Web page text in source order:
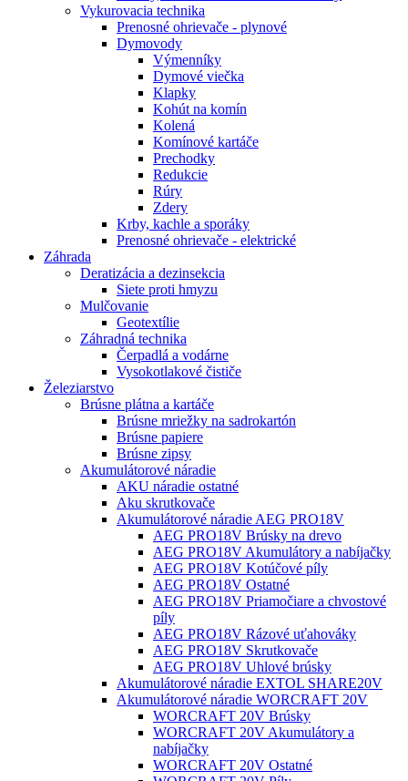
Vykurovacia technika
Prenosné ohrievače - plynové
Dymovody
Výmenníky
Dymové viečka
Klapky
Kohút na komín
Kolená
Komínové kartáče
Prechodky
Redukcie
Rúry
Zdery
Krby, kachle a sporáky
Prenosné ohrievače - elektrické
Záhrada
Deratizácia a dezinsekcia
Siete proti hmyzu
Mulčovanie
Geotextílie
Záhradná technika
Čerpadlá a vodárne
Vysokotlakové čističe
Železiarstvo
Brúsne plátna a kartáče
Brúsne mriežky na sadrokartón
Brúsne papiere
Brúsne zipsy
Akumulátorové náradie
AKU náradie ostatné
Aku skrutkovače
Akumulátorové náradie AEG PRO18V
AEG PRO18V Brúsky na drevo
AEG PRO18V Akumulátory a nabíjačky
AEG PRO18V Kotúčové píly
AEG PRO18V Ostatné
AEG PRO18V Priamočiare a chvostové
píly
AEG PRO18V Rázové uťahováky
AEG PRO18V Skrutkovače
AEG PRO18V Uhlové brúsky
Akumulátorové náradie EXTOL SHARE20V
Akumulátorové náradie WORCRAFT 20V
WORCRAFT 20V Brúsky
WORCRAFT 20V Akumulátory a
nabíjačky
WORCRAFT 20V Ostatné